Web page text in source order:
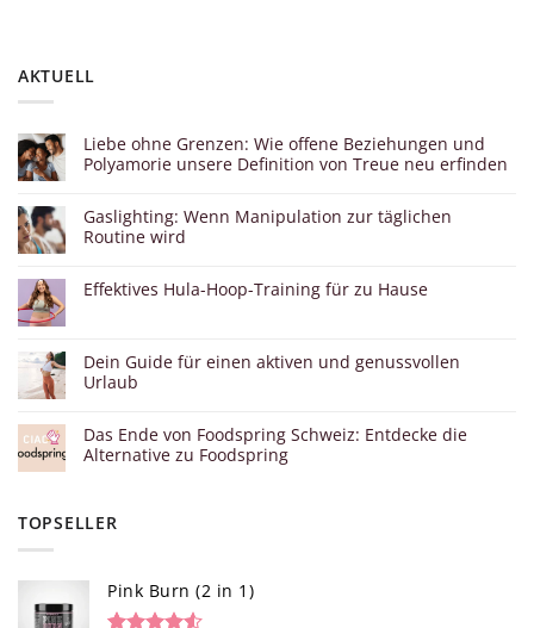
AKTUELL
Liebe ohne Grenzen: Wie offene Beziehungen und
Polyamorie unsere Definition von Treue neu erfinden
Gaslighting: Wenn Manipulation zur täglichen
Routine wird
Effektives Hula-Hoop-Training für zu Hause
Dein Guide für einen aktiven und genussvollen
Urlaub
Das Ende von Foodspring Schweiz: Entdecke die
Alternative zu Foodspring
TOPSELLER
Pink Burn (2 in 1)